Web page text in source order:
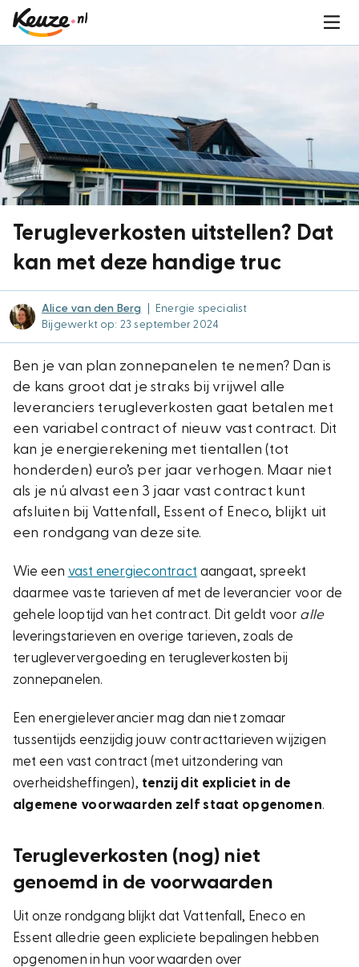
Terugleverkosten uitstellen? Dat
kan met deze handige truc
Alice van den Berg
Energie specialist
Bijgewerkt op: 23 september 2024
Ben je van plan zonnepanelen te nemen? Dan is
de kans groot dat je straks bij vrijwel alle
leveranciers terugleverkosten gaat betalen met
een variabel contract of nieuw vast contract. Dit
kan je energierekening met tientallen (tot
honderden) euro’s per jaar verhogen. Maar niet
als je nú alvast een 3 jaar vast contract kunt
afsluiten bij Vattenfall, Essent of Eneco, blijkt uit
een rondgang van deze site.
Wie een vast energiecontract aangaat, spreekt
daarmee vaste tarieven af met de leverancier voor de
gehele looptijd van het contract. Dit geldt voor alle
leveringstarieven en overige tarieven, zoals de
terugleververgoeding en terugleverkosten bij
zonnepanelen.
Een energieleverancier mag dan niet zomaar
tussentijds eenzijdig jouw contracttarieven wijzigen
met een vast contract (met uitzondering van
overheidsheffingen), tenzij dit expliciet in de
algemene voorwaarden zelf staat opgenomen.
Terugleverkosten (nog) niet
genoemd in de voorwaarden
Uit onze rondgang blijkt dat Vattenfall, Eneco en
Essent alledrie geen expliciete bepalingen hebben
opgenomen in hun voorwaarden over